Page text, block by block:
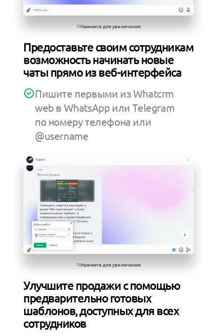
Предоставьте своим сотрудникам
возможность начинать новые
чаты прямо из веб-интерфейса
Пишите первыми из Whatcrm
web в WhatsApp или Telegram
по номеру телефона или
@username
Нажмите для увеличения
Нажмите для увеличения
Улучшите продажи с помощью
предварительно готовых
шаблонов, доступных для всех
сотрудников